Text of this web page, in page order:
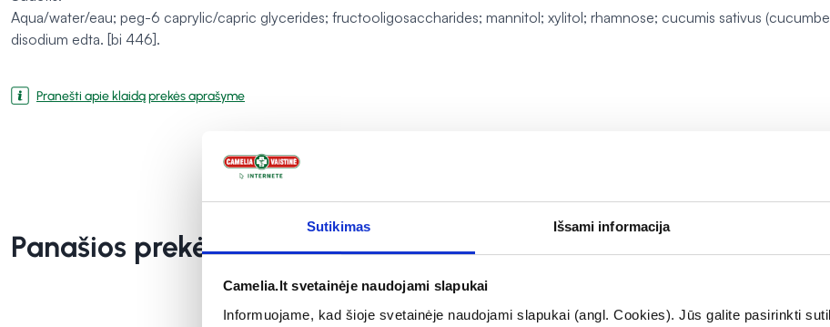
Sutikimas Išsami informacija
Camelia.lt svetainėje naudojami slapukai
Informuojame, kad šioje svetainėje naudojami slapukai (angl. Cookies). Jūs galite pasirinkti
Aqua/water/eau; peg-6 caprylic/capric glycerides; fructooligosaccharides; mannitol; xylitol; rhamnose; cucumis sativus
disodium edta. [bi 446].
Pranešti apie klaidą prekės aprašyme
Panašios prekės